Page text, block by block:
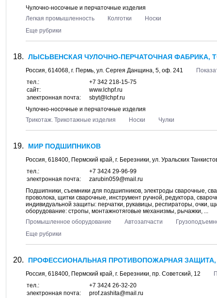
Чулочно-носочные и перчаточные изделия
Легкая промышленность
Колготки
Носки
Еще рубрики
ЛЫСЬВЕНСКАЯ ЧУЛОЧНО-ПЕРЧАТОЧНАЯ ФАБРИКА,
Россия, 614068, г. Пермь, ул. Сергея Данщина, 5, оф. 241
тел.:
+7 342 218-15-75
сайт:
www.lchpf.ru
электронная почта:
sbyt@lchpf.ru
Чулочно-носочные и перчаточные изделия
Трикотаж. Трикотажные изделия
Носки Чулки
МИР ПОДШИПНИКОВ
Россия, 618400, Пермский край, г. Березники, ул. Уральских
тел.:
+7 3424 29-96-99
электронная почта:
zarubin059@mail.ru
Подшипники, съемники для подшипников, электроды сварочные,
проволока, щитки сварочные, инструмент ручной, редуктора,
индивидуальной защиты: перчатки, рукавицы, респираторы, очки,
оборудование: стропы, монтажнотяговые механизмы, рычажки, ...
Промышленное оборудование
Автозапчасти
Еще рубрики
ПРОФЕССИОНАЛЬНАЯ ПРОТИВОПОЖАРНАЯ
Россия, 618400, Пермский край, г. Березники, пр. Советский, 12
тел.:
+7 3424 26-32-20
электронная почта:
prof.zashita@mail.ru